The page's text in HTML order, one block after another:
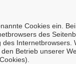
Cookies ein.
des
Internetbrowsers.
Betrieb unserer